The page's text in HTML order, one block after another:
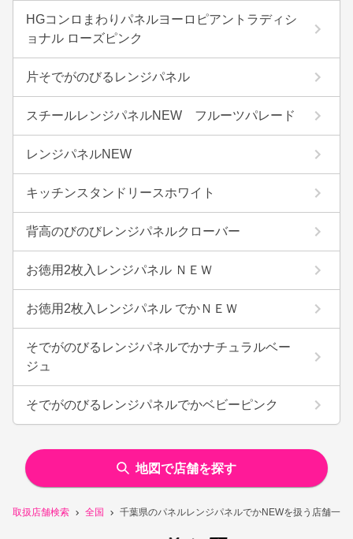
取扱店舗検索 全国 千葉県のパネルレンジパネルでかNEWを扱う店舗一覧
HGコンロまわりパネルヨーロピアントラディシ
ョナル ローズピンク
片そでがのびるレンジパネル
スチールレンジパネルNEW フルーツパレード
レンジパネルNEW
キッチンスタンドリースホワイト
背高のびのびレンジパネルクローバー
お徳用2枚入レンジパネル ＮＥＷ
お徳用2枚入レンジパネル でかＮＥＷ
そでがのびるレンジパネルでかナチュラルベー
ジュ
そでがのびるレンジパネルでかベビーピンク
地図で店舗を探す